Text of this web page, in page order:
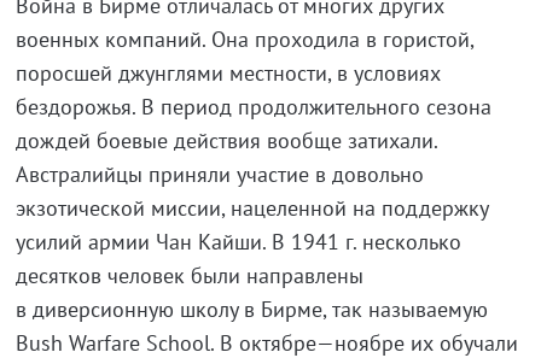
военных компаний. Она проходила в гористой,
поросшей джунглями местности, в условиях
бездорожья. В период продолжительного сезона
дождей боевые действия вообще затихали.
Австралийцы приняли участие в довольно
экзотической миссии, нацеленной на поддержку
усилий армии Чан Кайши. В 1941 г. несколько
десятков человек были направлены
в диверсионную школу в Бирме, так называемую
Bush Warfare School. В октябре—ноябре их обучали